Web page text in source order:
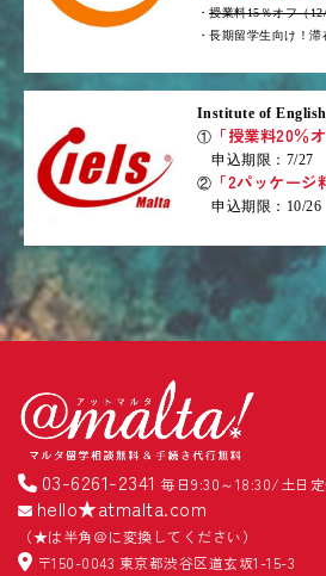
・授業料15％オフ（
・長期留学生向け！
Institute of
① 「授業料20％オ
申込期限：7/27
② 「2パッケージ
申込期限：10/26
03-6261-2341 毎日9:30～18:30/土日
hello★atmalta.com
（★は半角＠に変換してください）
〒150-0043 東京都渋谷区道玄坂1-15-3